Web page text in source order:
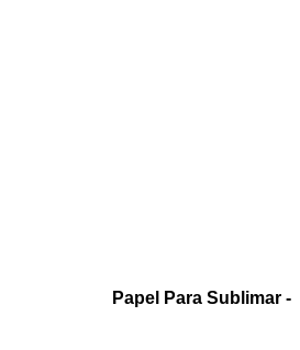
Papel Para Sublimar